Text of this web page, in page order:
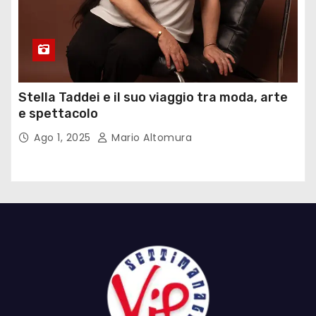
Stella Taddei e il suo viaggio tra moda, arte
e spettacolo
Ago 1, 2025 Mario Altomura